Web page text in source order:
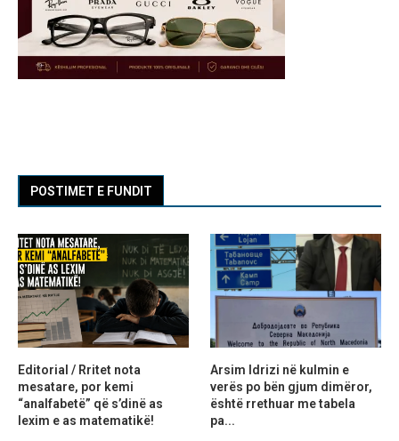
POSTIMET E FUNDIT
Editorial / Rritet nota
mesatare, por kemi
“analfabetë” që s’dinë as
lexim e as matematikë!
Arsim Idrizi në kulmin e
verës po bën gjum dimëror,
është rrethuar me tabela
pa...